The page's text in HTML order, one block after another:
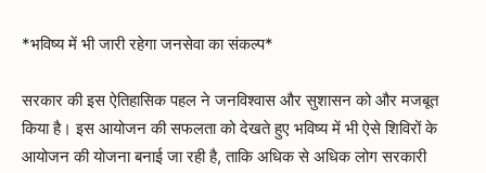
*भविष्य में भी जारी रहेगा जनसेवा का संकल्प*
सरकार की इस ऐतिहासिक पहल ने जनविश्वास और सुशासन को और मजबूत
किया है। इस आयोजन की सफलता को देखते हुए भविष्य में भी ऐसे शिविरों के
आयोजन की योजना बनाई जा रही है, ताकि अधिक से अधिक लोग सरकारी